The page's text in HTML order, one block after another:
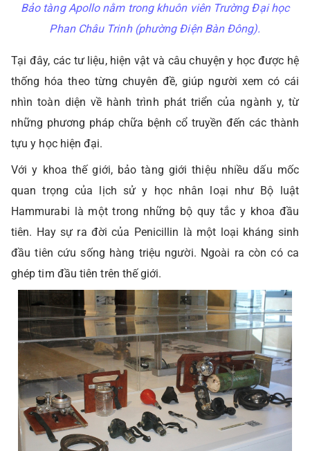
Bảo tàng Apollo nằm trong khuôn viên Trường Đại học
Phan Châu Trinh (phường Điện Bàn Đông).
Tại đây, các tư liệu, hiện vật và câu chuyện y học được hệ
thống hóa theo từng chuyên đề, giúp người xem có cái
nhìn toàn diện về hành trình phát triển của ngành y, từ
những phương pháp chữa bệnh cổ truyền đến các thành
tựu y học hiện đại.
Với y khoa thế giới, bảo tàng giới thiệu nhiều dấu mốc
quan trọng của lịch sử y học nhân loại như Bộ luật
Hammurabi là một trong những bộ quy tắc y khoa đầu
tiên. Hay sự ra đời của Penicillin là một loại kháng sinh
đầu tiên cứu sống hàng triệu người. Ngoài ra còn có ca
ghép tim đầu tiên trên thế giới.